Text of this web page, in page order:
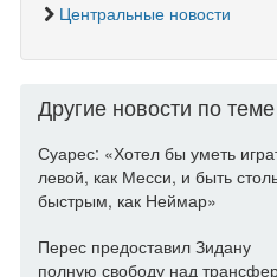
Центральные новости
Другие новости по теме
Суарес: «Хотел бы уметь
левой, как Месси, и быть
быстрым, как Неймар»
Перес предоставил Зидану
полную свободу над